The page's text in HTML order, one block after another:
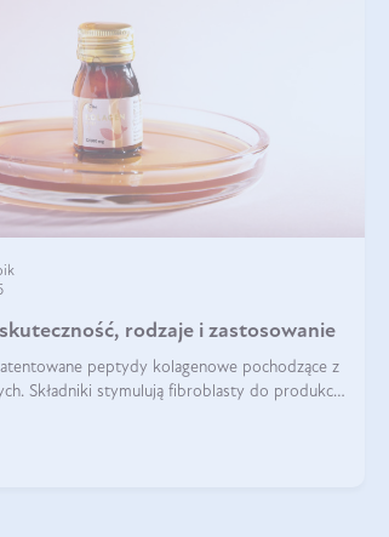
rodzaje i zastosowanie
peptydy kolagenowe pochodzące z
produkcji